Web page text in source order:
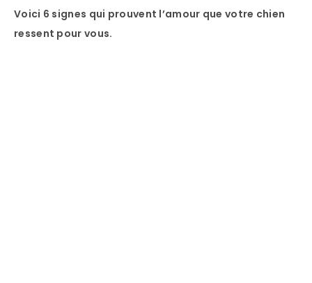
Voici 6 signes qui prouvent l’amour que votre chien
ressent pour vous.